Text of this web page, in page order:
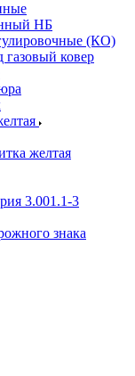
НБ
(КО)
ковер
желтая
3.001.1-3
знака